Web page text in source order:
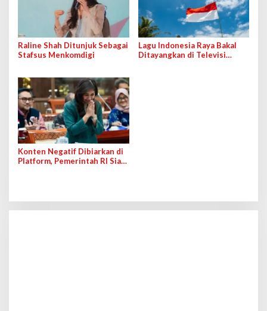
Raline Shah Ditunjuk Sebagai
Stafsus Menkomdigi
Lagu Indonesia Raya Bakal
Ditayangkan di Televisi
Konten Negatif Dibiarkan di
Platform, Pemerintah RI Siap-